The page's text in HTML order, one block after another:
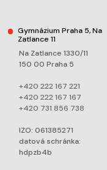
Gymnázium Praha 5, Na
Zatlance 11
Na Zatlance 1330/11
150 00 Praha 5
+420 222 167 221
+420 222 167 167
+420 731 856 738
IZO: 061385271
datová schránka:
hdpzb4b